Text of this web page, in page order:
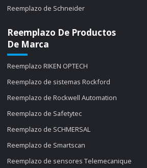
Reemplazo de Schneider
Reemplazo De Productos
De Marca
Reemplazo RIKEN OPTECH
Reemplazo de sistemas Rockford
Reemplazo de Rockwell Automation
Reemplazo de Safetytec
Reemplazo de SCHMERSAL
Reemplazo de Smartscan
Reemplazo de sensores Telemecanique